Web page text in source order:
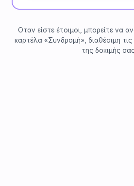
Οταν είστε έτοιμοι, μπορείτε να
καρτέλα «Συνδρομή», διαθέσιμη τις
της δοκιμής